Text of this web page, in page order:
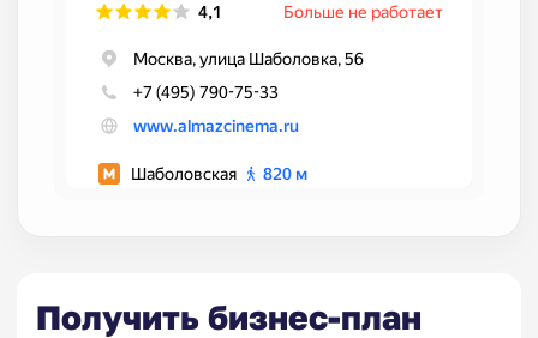
Получить бизнес-план